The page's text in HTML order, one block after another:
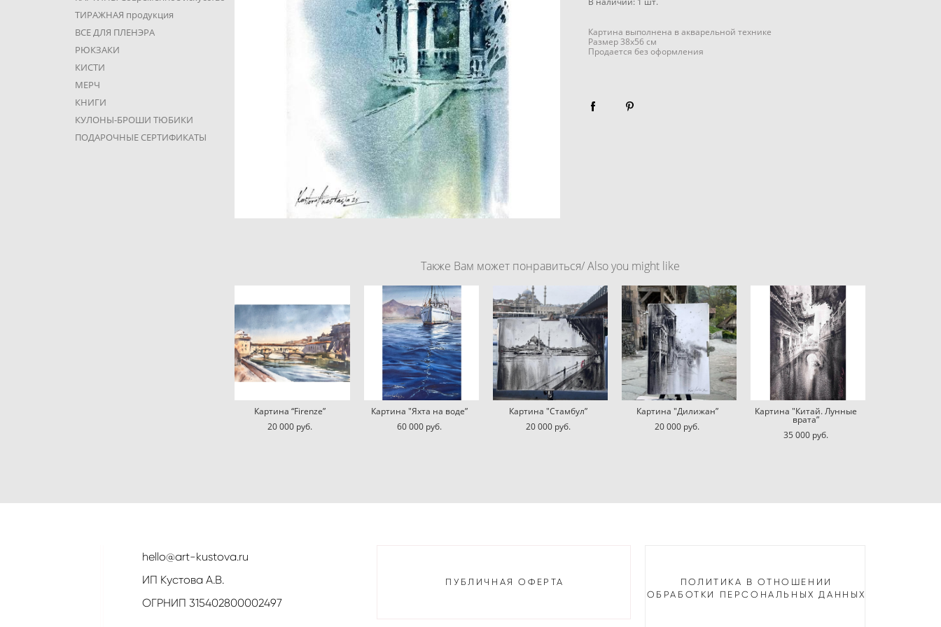
ТИРАЖНАЯ продукция
ВСЕ ДЛЯ ПЛЕНЭРА
РЮКЗАКИ
КИСТИ
МЕРЧ
КНИГИ
КУЛОНЫ-БРОШИ ТЮБИКИ
ПОДАРОЧНЫЕ СЕРТИФИКАТЫ
Картина выполнена в акварельной технике
Размер 38x56 см
Продается без оформления
Также Вам может понравиться/ Also you might like
Картина “Firenze”
20 000 pуб.
Картина "Яхта на воде”
60 000 pуб.
Картина "Стамбул”
20 000 pуб.
Картина "Дилижан”
20 000 pуб.
Картина "Китай. Лунные
врата”
35 000 pуб.
hello@art-kustova.ru
ИП Кустова А.В.
ОГРНИП 315402800002497
ПУБЛИЧНАЯ ОФЕРТА
ПОЛИТИКА В ОТНОШЕНИИ
ОБРАБОТКИ ПЕРСОНАЛЬНЫХ ДАННЫХ